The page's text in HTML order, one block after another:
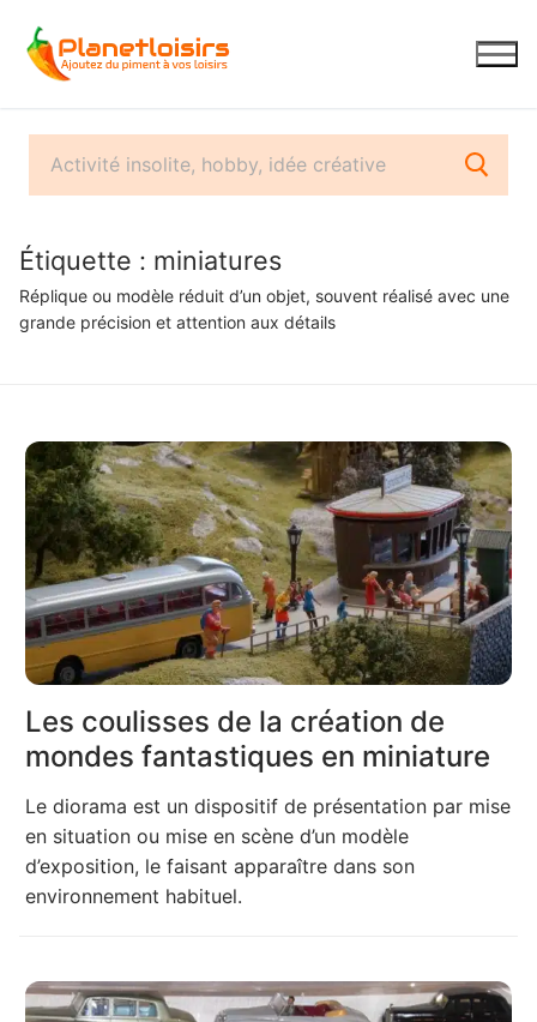
contenu
Étiquette : miniatures
Réplique ou modèle réduit d’un objet, souvent réalisé avec une
grande précision et attention aux détails
Les coulisses de la création de
mondes fantastiques en miniature
Le diorama est un dispositif de présentation par mise
en situation ou mise en scène d’un modèle
d’exposition, le faisant apparaître dans son
environnement habituel.